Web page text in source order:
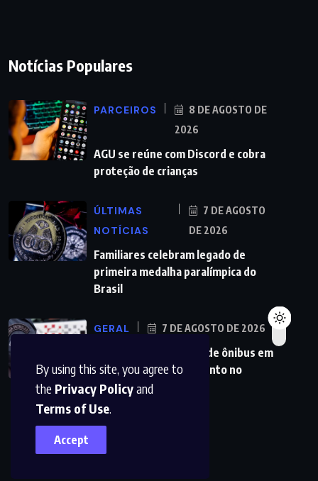
By using this site, you agree to
the Privacy Policyand
Terms of Use.
Accept
Notícias Populares
PARCEIROS
8 DE AGOSTO DE
2026
AGU se reúne com Discord e cobra
proteção de crianças
ÚLTIMAS
NOTÍCIAS
7 DE AGOSTO
DE 2026
Familiares celebram legado de
primeira medalha paralímpica do
Brasil
GERAL 7 DE AGOSTO DE 2026
PMs detêm motorista de ônibus em
SP após desentendimento no